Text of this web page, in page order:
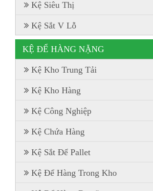
Kệ Siêu Thị
Kệ Sắt V Lỗ
KỆ ĐỂ HÀNG NẶNG
Kệ Kho Trung Tải
Kệ Kho Hàng
Kệ Công Nghiệp
Kệ Chứa Hàng
Kệ Sắt Để Pallet
Kệ Để Hàng Trong Kho